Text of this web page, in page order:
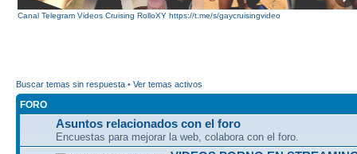
Canal Telegram Videos Cruising RolloXY https://t.me/s/gaycruisingvideo
Buscar temas sin respuesta • Ver temas activos
FORO
Asuntos relacionados con el foro
Encuestas para mejorar la web, colabora con el foro.